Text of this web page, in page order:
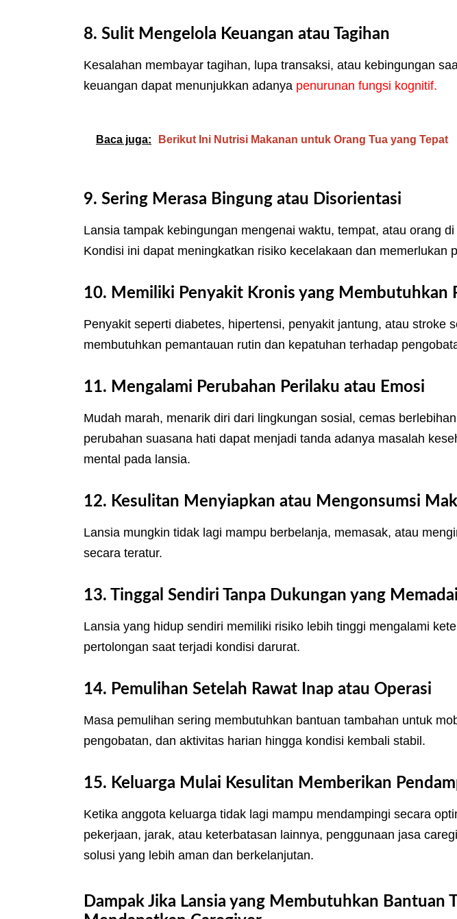
8. Sulit Mengelola Keuangan atau Tagihan
Kesalahan membayar tagihan, lupa transaksi, atau kebingungan
keuangan dapat menunjukkan adanya penurunan fungsi kognitif.
Baca juga: Berikut Ini Nutrisi Makanan untuk Orang Tua yang Tepat
9. Sering Merasa Bingung atau Disorientasi
Lansia tampak kebingungan mengenai waktu, tempat, atau orang
Kondisi ini dapat meningkatkan risiko kecelakaan dan memerlukan
10. Memiliki Penyakit Kronis yang Membutuhkan
Penyakit seperti diabetes, hipertensi, penyakit jantung, atau stroke
membutuhkan pemantauan rutin dan kepatuhan terhadap
11. Mengalami Perubahan Perilaku atau Emosi
Mudah marah, menarik diri dari lingkungan sosial, cemas
perubahan suasana hati dapat menjadi tanda adanya masalah
mental pada lansia.
12. Kesulitan Menyiapkan atau Mengonsumsi
Lansia mungkin tidak lagi mampu berbelanja, memasak, atau
secara teratur.
13. Tinggal Sendiri Tanpa Dukungan yang Memadai
Lansia yang hidup sendiri memiliki risiko lebih tinggi mengalami
pertolongan saat terjadi kondisi darurat.
14. Pemulihan Setelah Rawat Inap atau Operasi
Masa pemulihan sering membutuhkan bantuan tambahan untuk
pengobatan, dan aktivitas harian hingga kondisi kembali stabil.
15. Keluarga Mulai Kesulitan Memberikan
Ketika anggota keluarga tidak lagi mampu mendampingi secara
pekerjaan, jarak, atau keterbatasan lainnya, penggunaan jasa
solusi yang lebih aman dan berkelanjutan.
Dampak Jika Lansia yang Membutuhkan Bantuan